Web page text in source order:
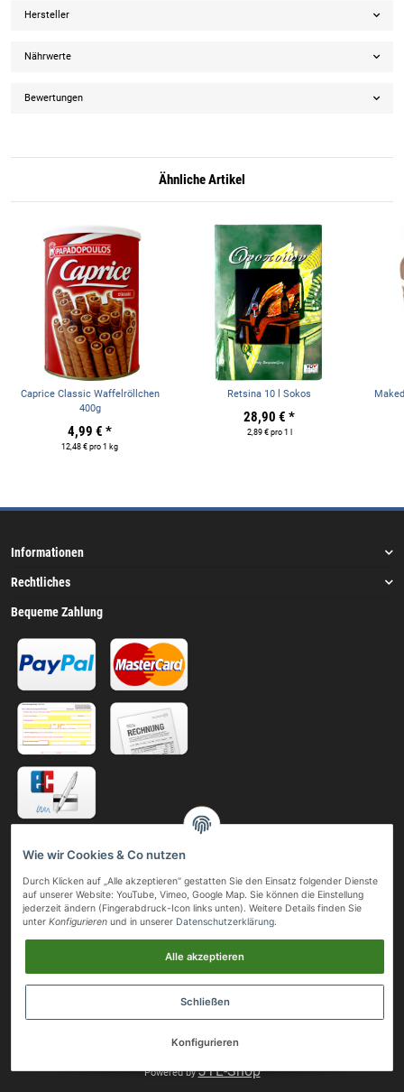
Hersteller
Nährwerte
Bewertungen
Ähnliche Artikel
Caprice Classic Waffelröllchen
400g
4,99 € *
12,48 € pro 1 kg
Retsina 10 l Sokos
28,90 € *
2,89 € pro 1 l
Informationen
Rechtliches
Bequeme Zahlung
Telefon:
+49 (0)211 41 05 24
Telefax:
+49 (0)211 41 24 46
Versand.
Powered byJTL-Shop
Wie wir Cookies & Co nutzen
Durch Klicken auf „Alle akzeptieren“ gestatten Sie den Einsatz folgender Dienste
auf unserer Website: YouTube, Vimeo, Google Map. Sie können die Einstellung
jederzeit ändern (Fingerabdruck-Icon links unten). Weitere Details finden Sie
unter Konfigurieren und in unserer Datenschutzerklärung.
Alle akzeptieren
Schließen
Konfigurieren